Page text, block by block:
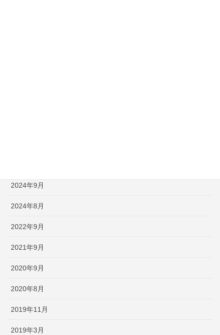
2024年9月
2024年8月
2022年9月
2021年9月
2020年9月
2020年8月
2019年11月
2019年3月